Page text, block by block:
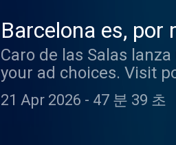
Barcelona es, por
Caro de las Salas
your ad choices. Visit
21 Apr 2026 - 47 분 39 초